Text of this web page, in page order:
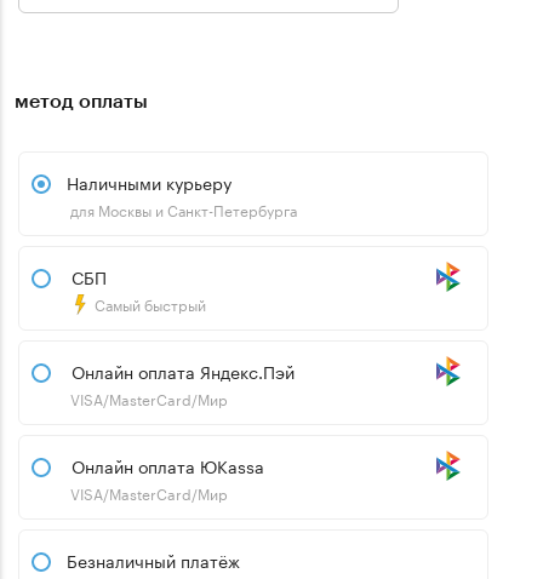
метод оплаты
Наличными курьеру
для Москвы и Санкт-Петербурга
СБП
Самый быстрый
Онлайн оплата Яндекс.Пэй
VISA/MasterCard/Мир
Онлайн оплата ЮKassa
VISA/MasterCard/Мир
Безналичный платёж